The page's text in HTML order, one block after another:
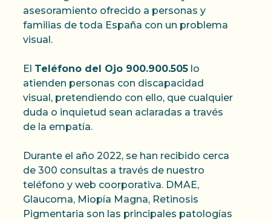
asesoramiento ofrecido a personas y
familias de toda España con un problema
visual.
El Teléfono del Ojo 900.900.505 lo
atienden personas con discapacidad
visual, pretendiendo con ello, que cualquier
duda o inquietud sean aclaradas a través
de la empatía.
Durante el año 2022, se han recibido cerca
de 300 consultas a través de nuestro
teléfono y web coorporativa. DMAE,
Glaucoma, Miopía Magna, Retinosis
Pigmentaria son las principales patologías